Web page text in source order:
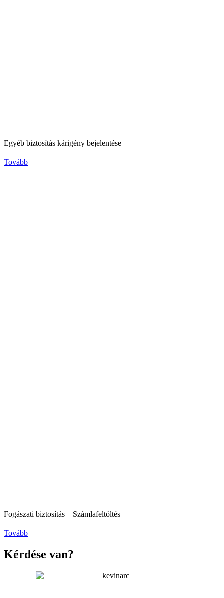
Egyéb biztosítás kárigény bejelentése
Tovább
Fogászati biztosítás – Számlafeltöltés
Tovább
Kérdése van?